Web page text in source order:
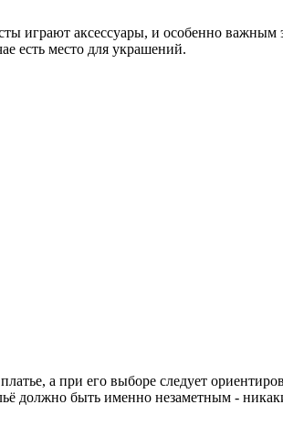
играют аксессуары, и особенно
есть место для украшений.
а при его выборе следует
должно быть именно незаметным -